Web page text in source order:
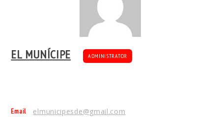
EL MUNÍCIPE ADMINISTRATOR
Email elmunicipesde@gmail.com